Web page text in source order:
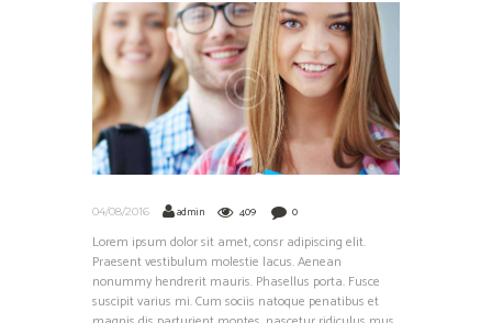
04/08/2016 admin 409 0
Lorem ipsum dolor sit amet, consr adipiscing elit.
Praesent vestibulum molestie lacus. Aenean
nonummy hendrerit mauris. Phasellus porta. Fusce
suscipit varius mi. Cum sociis natoque penatibus et